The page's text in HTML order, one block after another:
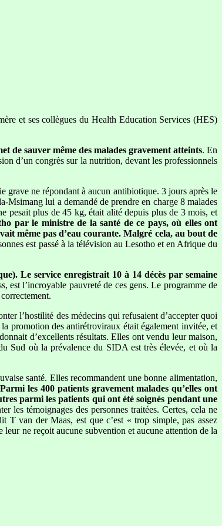
et ses collègues du Health Education Services (HES)
de sauver même des malades gravement atteints. En
d’un congrès sur la nutrition, devant les professionnels
ne répondant à aucun antibiotique. 3 jours après le
Msimang lui a demandé de prendre en charge 8 malades
pesait plus de 45 kg, était alité depuis plus de 3 mois, et
par le ministre de la santé de ce pays, où elles ont
même pas d’eau courante. Malgré cela, au bout de
est passé à la télévision au Lesotho et en Afrique du
Le service enregistrait 10 à 14 décès par semaine
est l’incroyable pauvreté de ces gens. Le programme de
l’hostilité des médecins qui refusaient d’accepter quoi
promotion des antirétroviraux était également invitée, et
d’excellents résultats. Elles ont vendu leur maison,
Sud où la prévalence du SIDA est très élevée, et où la
santé. Elles recommandent une bonne alimentation,
Parmi les 400 patients gravement malades qu’elles ont
parmi les patients qui ont été soignés pendant une
les témoignages des personnes traitées. Certes, cela ne
T van der Maas, est que c’est « trop simple, pas assez
ne reçoit aucune subvention et aucune attention de la